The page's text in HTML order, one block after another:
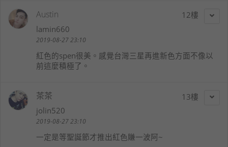
12
Austin
lamin660
2019-08-27 23:10
紅色的spen很美。感覺台灣三星再進新色方面不像以
前這麼積極了。
13
茶茶
jolin520
2019-08-27 23:10
一定是等聖誕節才推出紅色賺一波阿~